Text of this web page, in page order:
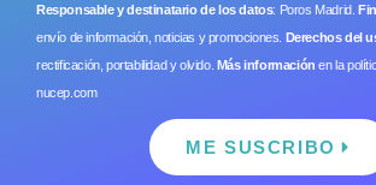
Responsable y destinatario de los datos: Poros Madrid.
envío de información, noticias y promociones. Derechos del
rectificación, portabilidad y olvido. Más información en la
nucep.com
ME SUSCRIBO